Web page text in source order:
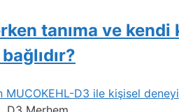
tanıma ve
MUCOKEHL-D3 ile kişisel